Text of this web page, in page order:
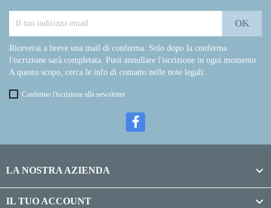
Riceverai a breve una mail di conferma. Solo dopo la conferma
l'iscrizione sarà completata. Puoi annullare l'iscrizione in ogni momento.
A questo scopo, cerca le info di contatto nelle note legali.
Confermo l'iscrizione alla newsletter
LA NOSTRA AZIENDA 
IL TUO ACCOUNT 